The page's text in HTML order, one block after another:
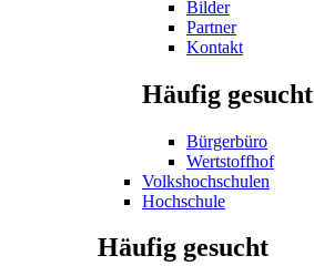
Bilder
Partner
Kontakt
Häufig gesucht
Bürgerbüro
Wertstoffhof
Volkshochschulen
Hochschule
Häufig gesucht